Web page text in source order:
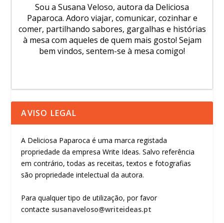
Sou a Susana Veloso, autora da Deliciosa
Paparoca. Adoro viajar, comunicar, cozinhar e
comer, partilhando sabores, gargalhas e histórias
à mesa com aqueles de quem mais gosto! Sejam
bem vindos, sentem-se à mesa comigo!
AVISO LEGAL
A Deliciosa Paparoca é uma marca registada
propriedade da empresa Write Ideas. Salvo referência
em contrário, todas as receitas, textos e fotografias
são propriedade intelectual da autora.
Para qualquer tipo de utilização, por favor
contacte susanaveloso@writeideas.pt